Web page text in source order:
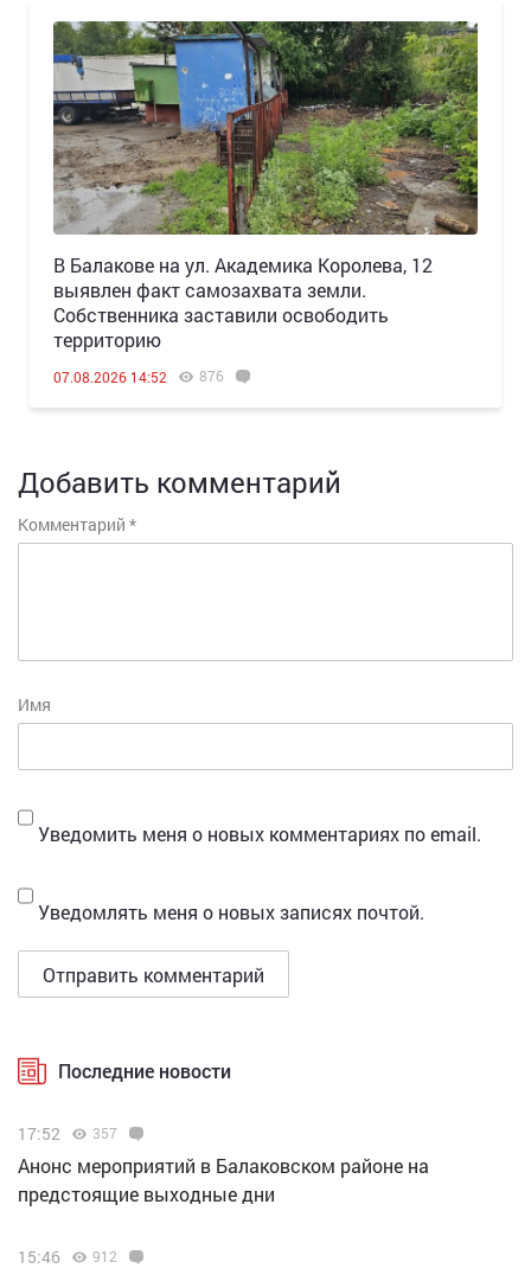
В Балакове на ул. Академика Королева, 12
выявлен факт самозахвата земли.
Собственника заставили освободить
территорию
07.08.2026 14:52 876
Добавить комментарий
Комментарий *
Имя
Уведомить меня о новых комментариях по email.
Уведомлять меня о новых записях почтой.
Последние новости
17:52 357
Анонс мероприятий в Балаковском районе на
предстоящие выходные дни
15:46 912